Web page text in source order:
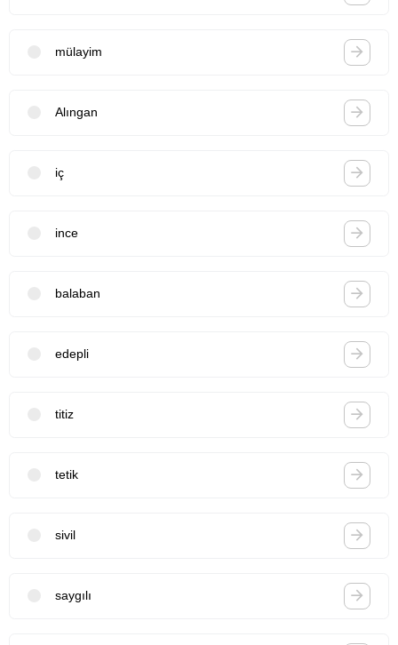
mülayim
Alıngan
iç
ince
balaban
edepli
titiz
tetik
sivil
saygılı